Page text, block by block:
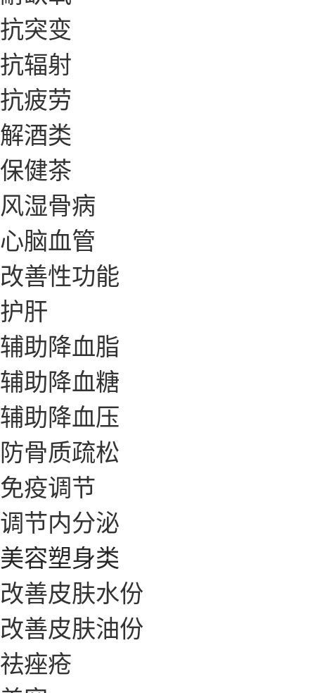
抗突变
抗辐射
抗疲劳
解酒类
保健茶
风湿骨病
心脑血管
改善性功能
护肝
辅助降血脂
辅助降血糖
辅助降血压
防骨质疏松
免疫调节
调节内分泌
美容塑身类
改善皮肤水份
改善皮肤油份
祛痤疮